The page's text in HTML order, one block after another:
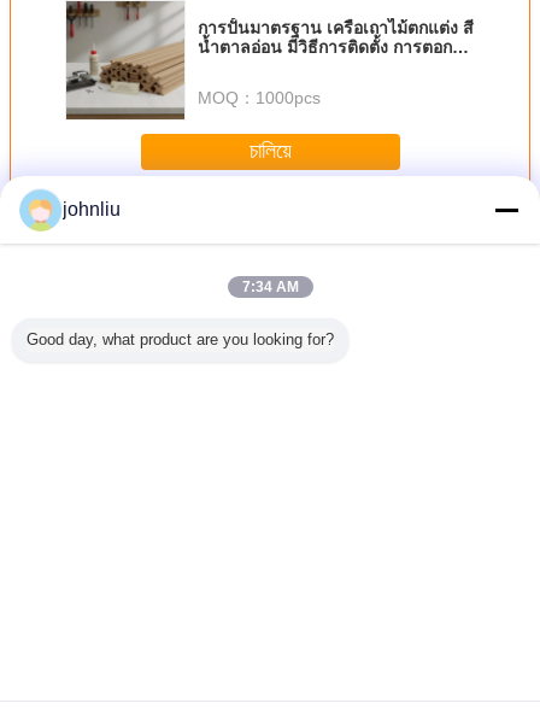
การปั้นมาตรฐาน เครือเถาไม้ตกแต่ง สี
น้ำตาลอ่อน มีวิธีการติดตั้ง การตอก
MOQ： 1000pcs
চালিয়ে
มากกว่าเครือเถาไม้ตกแต่ง
johnliu
7:34 AM
Good day, what product are you looking for?